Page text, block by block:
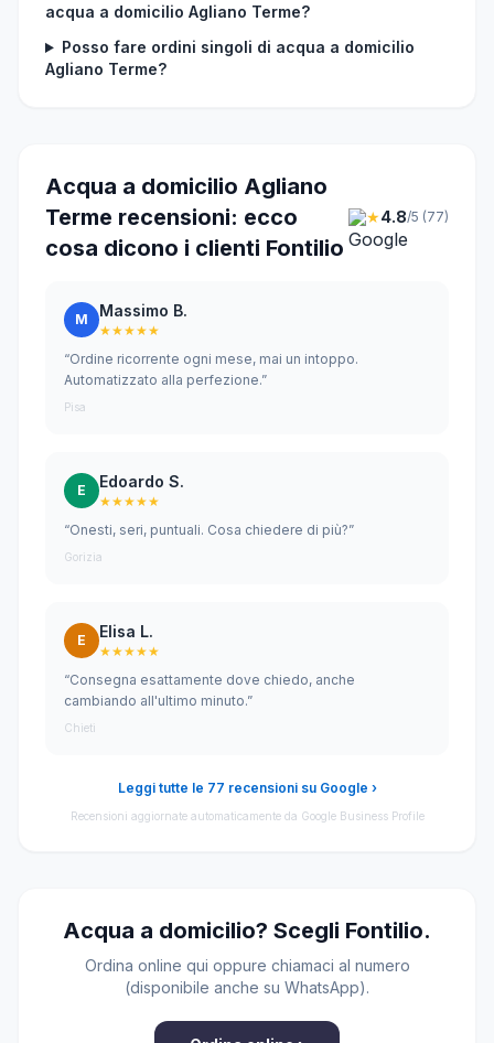
acqua a domicilio Agliano Terme?
Posso fare ordini singoli di acqua a domicilio
Agliano Terme?
Acqua a domicilio Agliano
Terme recensioni: ecco
cosa dicono i clienti Fontilio
★4.8/5 (77)
M Massimo B.
★★★★★
“Ordine ricorrente ogni mese, mai un intoppo.
Automatizzato alla perfezione.”
Pisa
E Edoardo S.
★★★★★
“Onesti, seri, puntuali. Cosa chiedere di più?”
Gorizia
E Elisa L.
★★★★★
“Consegna esattamente dove chiedo, anche
cambiando all'ultimo minuto.”
Chieti
Leggi tutte le 77 recensioni su Google ›
Recensioni aggiornate automaticamente da Google Business Profile
Acqua a domicilio? Scegli Fontilio.
Ordina online qui oppure chiamaci al numero
(disponibile anche su WhatsApp).